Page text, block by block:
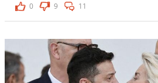
0
9 11